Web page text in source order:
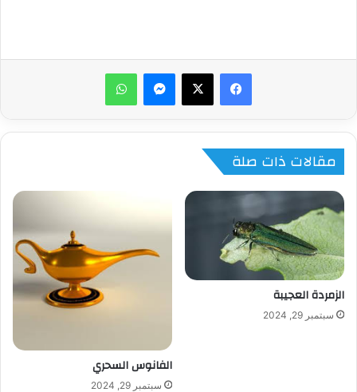
ماسنجر واتساب
مقالات ذات صلة
الزمردة العجيبة
سبتمبر 29, 2024
الفانوس السحري
سبتمبر 29, 2024